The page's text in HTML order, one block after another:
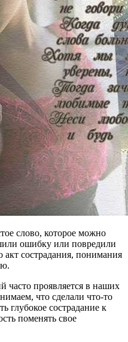
слово, которое можно
ошибку или повредили
сострадания, понимания
часто проявляется в наших
что сделали что-то
сострадание к
поменять свое